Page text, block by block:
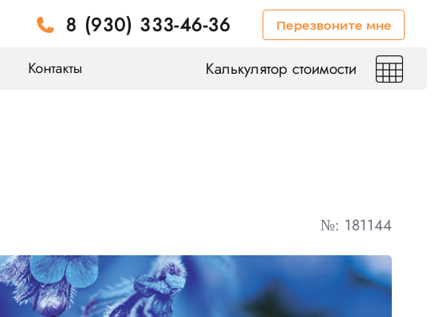
8 (930) 333-46-36 Перезвоните мне
Контакты Калькулятор стоимости
№: 181144